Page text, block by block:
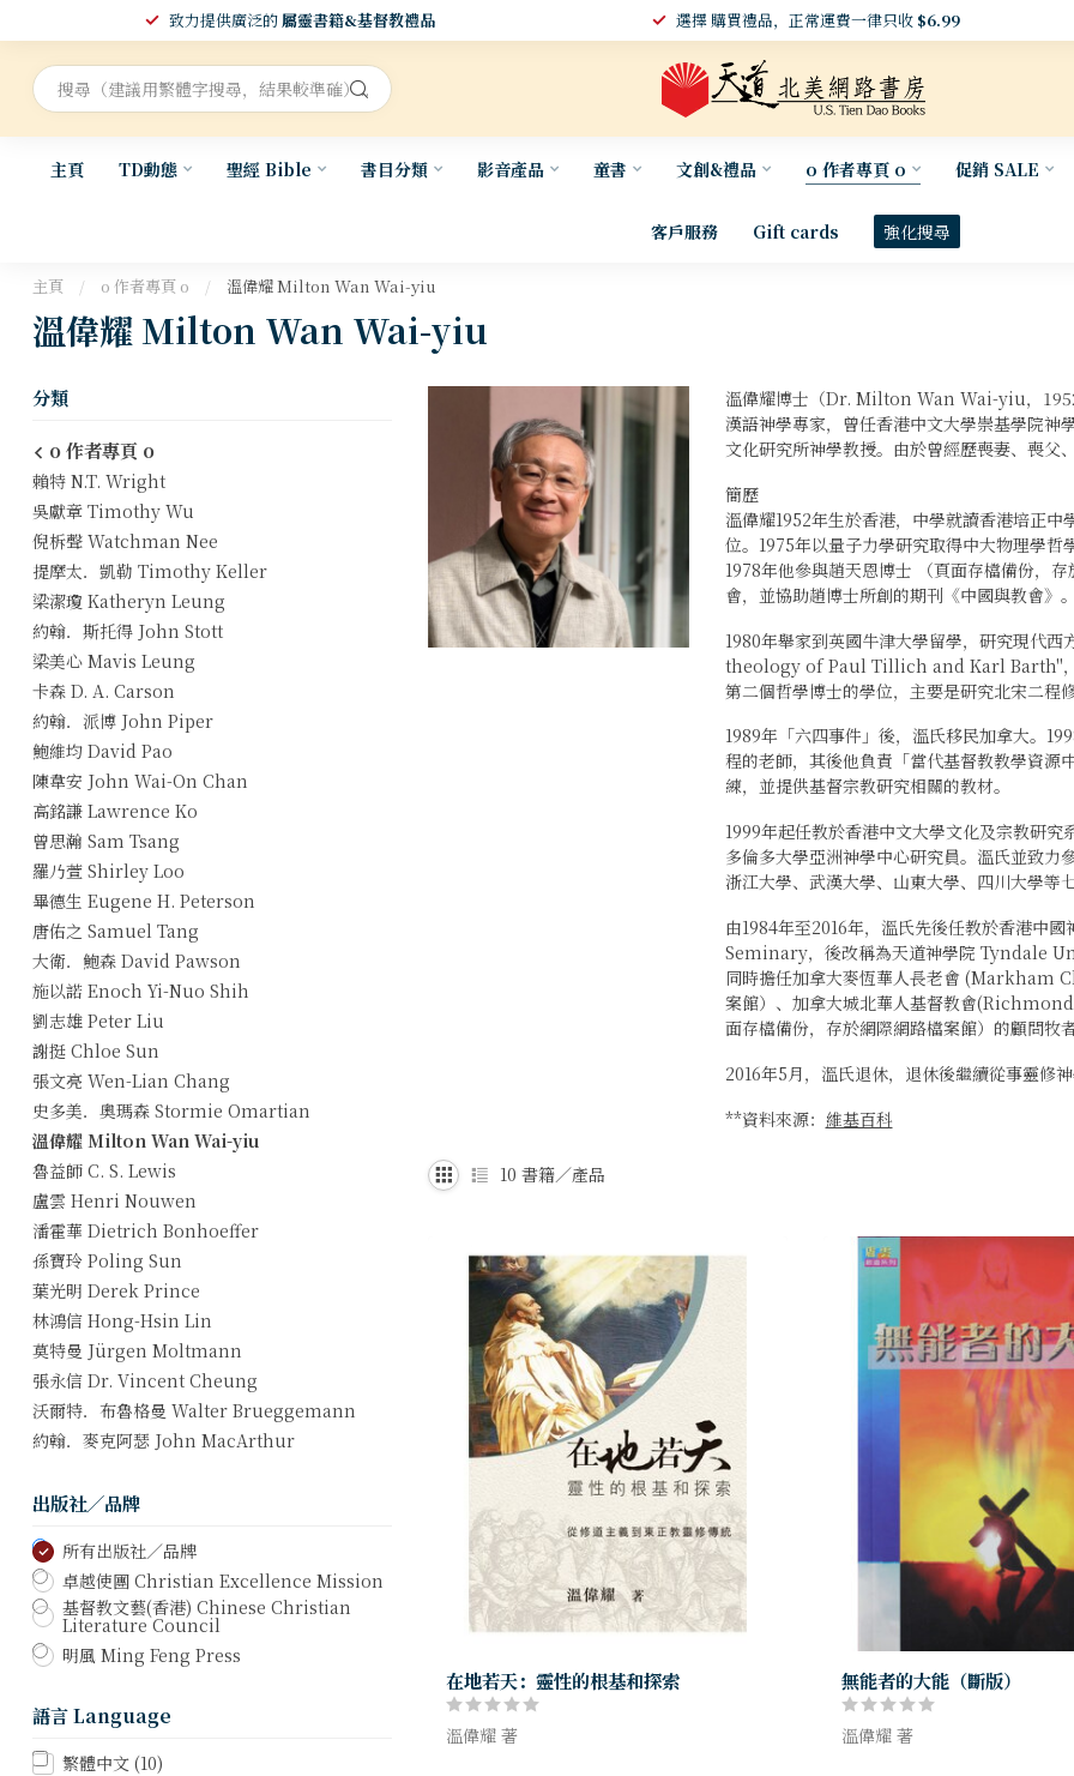
致力提供廣泛的屬靈書籍&基督教禮品 選擇 購買禮品，正常運費一律只收 $6.99
主頁 TD動態 聖經 Bible 書目分類 影音產品 童書 文創&禮品 o 作者專頁 o 促銷 SALE
客戶服務 Gift cards 強化搜尋
主頁 / o 作者專頁 o / 溫偉耀 Milton Wan Wai-yiu
溫偉耀 Milton Wan Wai-yiu
分類
o 作者專頁 o
賴特 N.T. Wright
吳獻章 Timothy Wu
倪柝聲 Watchman Nee
提摩太．凱勒 Timothy Keller
梁潔瓊 Katheryn Leung
約翰．斯托得 John Stott
梁美心 Mavis Leung
卡森 D. A. Carson
約翰．派博 John Piper
鮑維均 David Pao
陳韋安 John Wai-On Chan
高銘謙 Lawrence Ko
曾思瀚 Sam Tsang
羅乃萱 Shirley Loo
畢德生 Eugene H. Peterson
唐佑之 Samuel Tang
大衛．鮑森 David Pawson
施以諾 Enoch Yi-Nuo Shih
劉志雄 Peter Liu
謝挺 Chloe Sun
張文亮 Wen-Lian Chang
史多美．奧瑪森 Stormie Omartian
溫偉耀 Milton Wan Wai-yiu
魯益師 C. S. Lewis
盧雲 Henri Nouwen
潘霍華 Dietrich Bonhoeffer
孫寶玲 Poling Sun
葉光明 Derek Prince
林鴻信 Hong-Hsin Lin
莫特曼 Jürgen Moltmann
張永信 Dr. Vincent Cheung
沃爾特．布魯格曼 Walter Brueggemann
約翰．麥克阿瑟 John MacArthur
出版社／品牌
所有出版社／品牌
卓越使團 Christian Excellence Mission
基督教文藝(香港) Chinese Christian
Literature Council
明風 Ming Feng Press
語言 Language
繁體中文 (10)
溫偉耀博士（Dr. Milton Wan Wai-yiu，
漢語神學專家，曾任香港中文大學崇基學院神
文化研究所神學教授。由於曾經歷喪妻、喪父
簡歷
溫偉耀1952年生於香港，中學就讀香港培正
位。1975年以量子力學研究取得中大物理學
1978年他參與趙天恩博士 （頁面存檔備份，
會，並協助趙博士所創的期刊《中國與教會》
1980年舉家到英國牛津大學留學，研究現
theology of Paul Tillich and Karl Barth"，
第二個哲學博士的學位，主要是研究北宋二程
1989年「六四事件」後，溫氏移民加拿大。
程的老師，其後他負責「當代基督教教學資源
練，並提供基督宗教研究相關的教材。
1999年起任教於香港中文大學文化及宗教研
多倫多大學亞洲神學中心研究員。溫氏並致力
浙江大學、武漢大學、山東大學、四川大學等
由1984年至2016年，溫氏先後任教於香港
Seminary，後改稱為天道神學院 Tyndale
同時擔任加拿大麥恆華人長老會 (Markham
案館）、加拿大城北華人基督教會
面存檔備份，存於網際網路檔案館）的顧問牧
2016年5月，溫氏退休，退休後繼續從事靈修
**資料來源： 維基百科
10 書籍／產品
在地若天：靈性的根基和探索
溫偉耀 著
無能者的大能（斷版）
溫偉耀 著